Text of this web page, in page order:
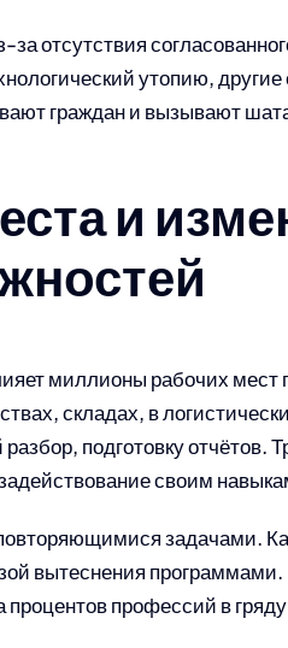
отсутствия
утопию, другие
граждан и вызывают
и
миллионы рабочих мест
складах, в
подготовку отчётов.
своим
задачами.
вытеснения
профессий в